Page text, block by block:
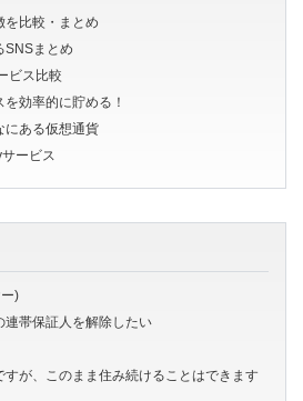
を比較・まとめ
SNSまとめ
ビス比較
効率的に貯める！
にある仮想通貨
ービス
)
帯保証人を解除したい
が、このまま住み続けることはできます